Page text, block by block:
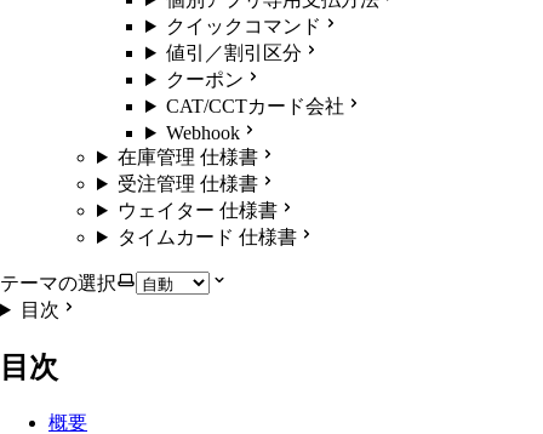
クイックコマンド
値引／割引区分
クーポン
CAT/CCTカード会社
Webhook
在庫管理 仕様書
受注管理 仕様書
ウェイター 仕様書
タイムカード 仕様書
テーマの選択
目次
目次
概要